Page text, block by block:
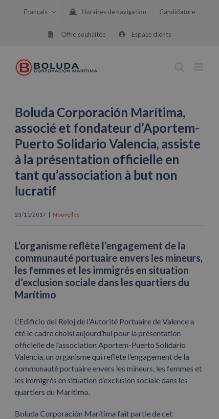
Français Horaires de navigation Candidature
Offre souhaitée Espace clients
Boluda Corporación Marítima,
associé et fondateur d’Aportem-
Puerto Solidario Valencia, assiste
à la présentation officielle en
tant qu’association à but non
lucratif
23/11/2017 | Nouvelles
L’organisme reflète l’engagement de la
communauté portuaire envers les mineurs,
les femmes et les immigrés en situation
d’exclusion sociale dans les quartiers du
Marítimo
L’Edificio del Reloj de l’Autorité Portuaire de Valence a
été le cadre choisi aujourd’hui pour la présentation
officielle de l’association Aportem-Puerto Solidario
Valencia, un organisme qui reflète l’engagement de la
communauté portuaire envers les mineurs, les femmes et
les immigrés en situation d’exclusion sociale dans les
quartiers du Marítimo.
Boluda Corporación Marítima fait partie de cet